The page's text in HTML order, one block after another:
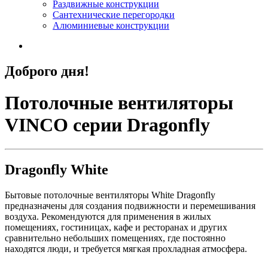
Раздвижные конструкции
Сантехнические перегородки
Алюминиевые конструкции
Доброго дня!
Потолочные вентиляторы
VINCO серии Dragonfly
Dragonfly White
Бытовые потолочные вентиляторы White Dragonfly
предназначены для создания подвижности и перемешивания
воздуха. Рекомендуются для применения в жилых
помещениях, гостиницах, кафе и ресторанах и других
сравнительно небольших помещениях, где постоянно
находятся люди, и требуется мягкая прохладная атмосфера.